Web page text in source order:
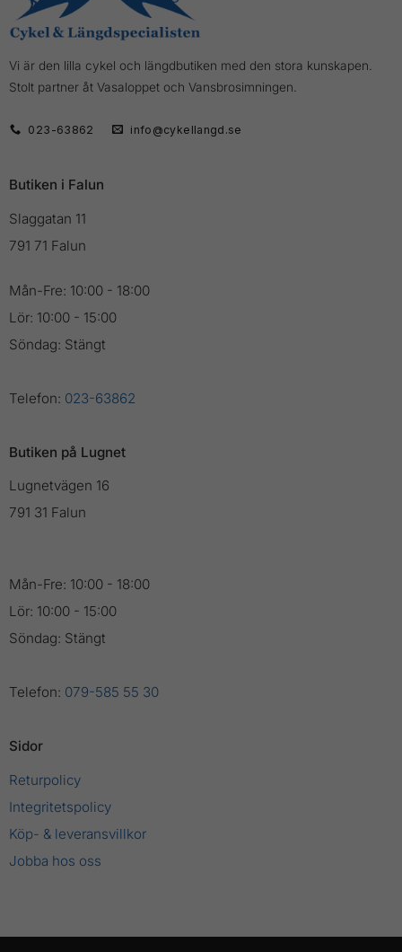
Vi är den lilla cykel och längdbutiken med den stora kunskapen.
Stolt partner åt Vasaloppet och Vansbrosimningen.
023-63862 info@cykellangd.se
Butiken i Falun
Slaggatan 11
791 71 Falun
Mån-Fre: 10:00 - 18:00
Lör: 10:00 - 15:00
Söndag: Stängt
Telefon: 023-63862
Butiken på Lugnet
Lugnetvägen 16
791 31 Falun
Mån-Fre: 10:00 - 18:00
Lör: 10:00 - 15:00
Söndag: Stängt
Telefon: 079-585 55 30
Sidor
Returpolicy
Integritetspolicy
Köp- & leveransvillkor
Jobba hos oss